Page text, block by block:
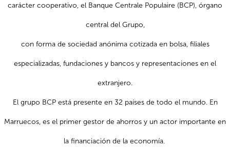
carácter cooperativo, el Banque Centrale Populaire (BCP), órgano
central del Grupo,
con forma de sociedad anónima cotizada en bolsa, filiales
especializadas, fundaciones y bancos y representaciones en el
extranjero.
El grupo BCP está presente en 32 países de todo el mundo. En
Marruecos, es el primer gestor de ahorros y un actor importante en
la financiación de la economía.